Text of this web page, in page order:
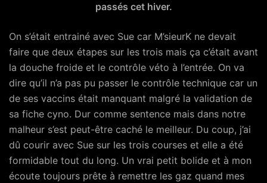
passés cet hiver.
On s’était entrainé avec Sue car M’sieurK ne devait
faire que deux étapes sur les trois mais ça c’était avant
la douche froide et le contrôle véto à l’entrée. On va
dire qu’il n’a pas pu passer le contrôle technique car un
de ses vaccins était manquant malgré la validation de
sa fiche cyno. Dur comme sentence mais dans notre
malheur s’est peut-être caché le meilleur. Du coup, j’ai
dû courir avec Sue sur les trois courses et elle a été
formidable tout du long. Un vrai petit bolide et à mon
écoute toujours prête à remettre les gaz quand mes